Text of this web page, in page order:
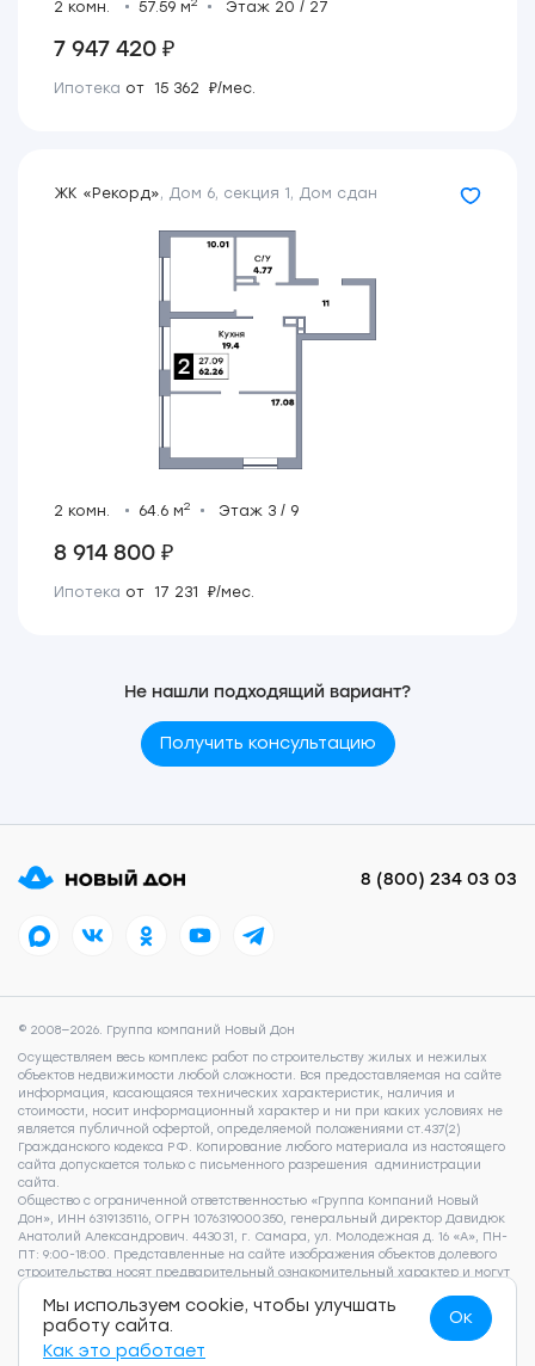
2 комн. 57.59 м Этаж 20 / 27
7 947 420 ₽
Ипотека от 15 362 ₽/мес.
ЖК «Рекорд», Дом 6, секция 1, Дом сдан
2 комн. 64.6 м2 Этаж 3 / 9
8 914 800 ₽
Ипотека от 17 231 ₽/мес.
Не нашли подходящий вариант?
Получить консультацию
8 (800) 234 03 03
© 2008—2026. Группа компаний Новый Дон
Осуществляем весь комплекс работ по строительству жилых и нежилых
объектов недвижимости любой сложности. Вся предоставляемая на сайте
информация, касающаяся технических характеристик, наличия и
стоимости, носит информационный характер и ни при каких условиях не
является публичной офертой, определяемой положениями ст.437(2)
Гражданского кодекса РФ. Копирование любого материала из настоящего
сайта допускается только с письменного разрешения администрации
сайта.
Общество с ограниченной ответственностью «Группа Компаний Новый
Дон», ИНН 6319135116, ОГРН 1076319000350, генеральный директор Давидюк
Анатолий Александрович. 443031, г. Самара, ул. Молодежная д. 16 «А», ПН-
ПТ: 9:00-18:00. Представленные на сайте изображения объектов долевого
строительства носят предварительный ознакомительный характер и могут
отличаться от фактических проектных решений, реализуемых
застройщиком. Для получения подробной информации о наличии и
стоимости указанных на сайте квартир, пожалуйста, обращайтесь по
телефону 8 (800) 505 93 22.Согласие на обработку персональных данных
Согласие на рекламно-информационные рассылки
Мы используем cookie, чтобы улучшать
работу сайта.
Как это работает
Ок